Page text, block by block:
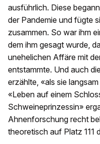
ausführlich. Diese
der Pandemie und fügte
zusammen. So war ihm
dem ihm gesagt wurde,
unehelichen Affäre mit
entstammte. Und auch
erzählte, «als sie
«Leben auf einem
Schweineprinzessin»
Ahnenforschung recht
theoretisch auf Platz 111